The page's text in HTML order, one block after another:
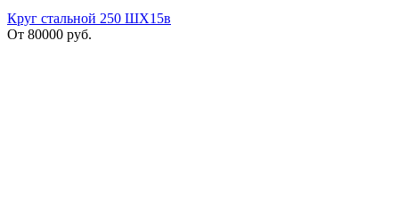
Круг стальной 250 ШХ15в
От 80000 руб.